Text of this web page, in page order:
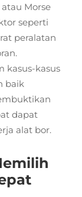
Morse
seperti
peralatan
kasus-kasus
baik
dapat
alat bor.